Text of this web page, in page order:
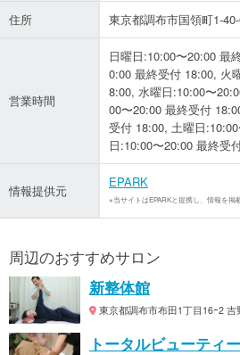
住所 東京都調布市国領町1-
営業時間
日曜日:10:00〜20:00 最
0:00 最終受付 18:00, 火
8:00, 水曜日:10:00〜
00〜20:00 最終受付
受付 18:00, 土曜日
日:10:00〜20:00 最終受
情報提供元
EPARK
※当サイトはEPARKと提携し、情報を掲
周辺のおすすめサロン
新整体館
東京都調布市布田1丁目16ｰ2 吉
トータルビューティ